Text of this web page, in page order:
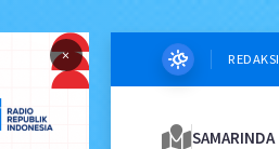
× REDAKSI
SAMARINDA